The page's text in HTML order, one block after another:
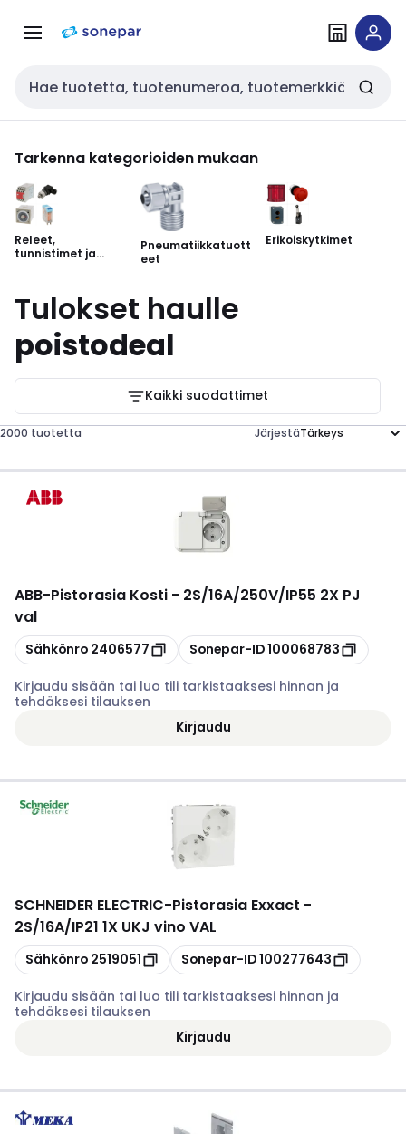
navigointiinsisältöön
Haku
Tarkenna kategorioiden mukaan
Releet,
tunnistimet ja
Pneumatiikkatuott
eet
Erikoiskytkimet
Tulokset haulle
poistodeal
Kaikki suodattimet
2000 tuotetta Järjestä
ABB-Pistorasia Kosti - 2S/16A/250V/IP55 2X PJ
val
Kopioi
Sähkönro 2406577 Kopioi
Sonepar-ID100068783
Kirjaudu sisään tai luo tili tarkistaaksesi hinnan ja
tehdäksesi tilauksen
Kirjaudu
SCHNEIDER ELECTRIC-Pistorasia Exxact -
2S/16A/IP21 1X UKJ vino VAL
Kopioi
Sähkönro 2519051 Kopioi
Sonepar-ID100277643
Kirjaudu sisään tai luo tili tarkistaaksesi hinnan ja
tehdäksesi tilauksen
Kirjaudu